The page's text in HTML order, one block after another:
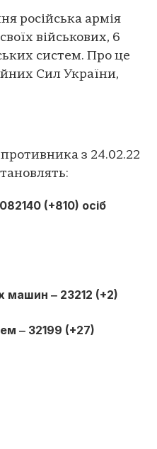
російська армія
військових, 6
систем. Про це
Сил України,
з 24.02.22
(+810) осіб
машин ‒ 23212 (+2)
‒ 32199 (+27)